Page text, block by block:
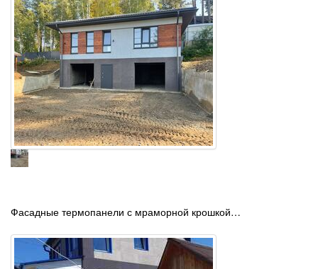
Фасадные термопанели с мраморной крошкой…